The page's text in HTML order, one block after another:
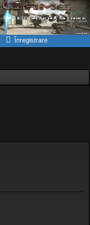
Înregistrare